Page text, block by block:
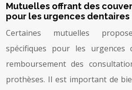
Mutuelles offrant des
pour les urgences dentaires
Certaines mutuelles
spécifiques pour les urgences
remboursement des
prothèses. Il est important de